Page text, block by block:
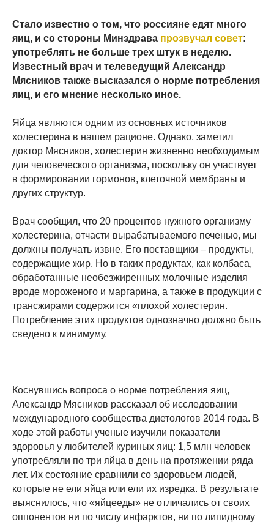
Стало известно о том, что россияне едят много
яиц, и со стороны Минздрава прозвучал совет:
употреблять не больше трех штук в неделю.
Известный врач и телеведущий Александр
Мясников также высказался о норме потребления
яиц, и его мнение несколько иное.
Яйца являются одним из основных источников
холестерина в нашем рационе. Однако, заметил
доктор Мясников, холестерин жизненно необходимым
для человеческого организма, поскольку он участвует
в формировании гормонов, клеточной мембраны и
других структур.
Врач сообщил, что 20 процентов нужного организму
холестерина, отчасти вырабатываемого печенью, мы
должны получать извне. Его поставщики – продукты,
содержащие жир. Но в таких продуктах, как колбаса,
обработанные необезжиренных молочные изделия
вроде мороженого и маргарина, а также в продукции с
трансжирами содержится «плохой холестерин.
Потребление этих продуктов однозначно должно быть
сведено к минимуму.
Коснувшись вопроса о норме потребления яиц,
Александр Мясников рассказал об исследовании
международного сообщества диетологов 2014 года. В
ходе этой работы ученые изучили показатели
здоровья у любителей куриных яиц: 1,5 млн человек
употребляли по три яйца в день на протяжении ряда
лет. Их состояние сравнили со здоровьем людей,
которые не ели яйца или ели их изредка. В результате
выяснилось, что «яйцееды» не отличались от своих
оппонентов ни по числу инфарктов, ни по липидному